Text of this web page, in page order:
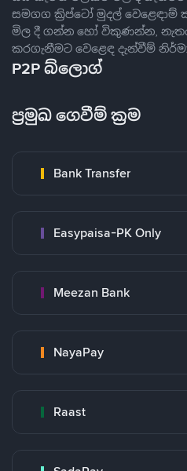
සමගග ක්‍රිප්ටෝ මුදල්
මිල දී ගන්න හෝ විකුණන්න,
කරගැනීමට වෙළෙඳ දැන්වීම්
P2P බ්ලොග්
ප්‍රමුඛ ගෙවීම් ක්‍රම
Bank Transfer
Easypaisa-PK Only
Meezan Bank
NayaPay
Raast